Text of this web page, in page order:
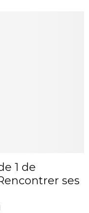
1 de
ses